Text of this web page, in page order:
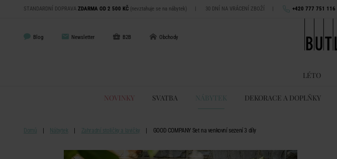
STANDARDNÍ DOPRAVA ZDARMA OD 2 500 KČ (nevztahuje se na nábytek) | 30 DNÍ NA VRÁCENÍ ZBOŽÍ | +420 777 751 116
Blog Newsletter B2B Obchody
LÉTO
NOVINKY SVATBA NÁBYTEK DEKORACE A DOPLŇKY
Domů Nábytek Zahradní stoličky a lavičky GOOD COMPANY Set na venkovní sezení 3 díly